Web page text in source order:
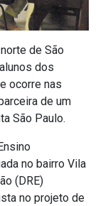
de São
dos
ocorre nas
de um
São Paulo.
no bairro Vila
(DRE)
no projeto de